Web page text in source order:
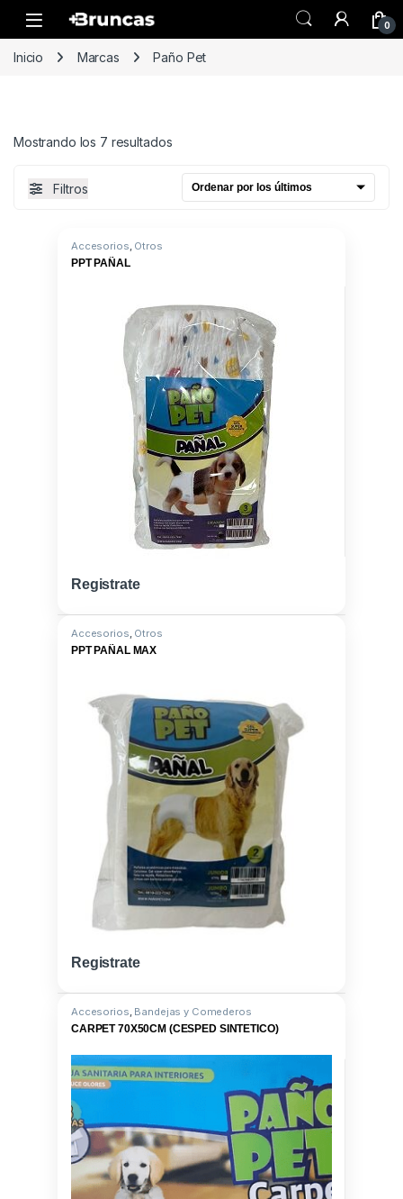
Skip to navigation
Skip to content
0
Inicio Marcas Paño Pet
Mostrando los 7 resultadosOrdenado por los últimos
Filtros
Accesorios, Otros
PPT PAÑAL
Registrate
Accesorios, Otros
PPT PAÑAL MAX
Registrate
Accesorios, Bandejas y Comederos
CARPET 70X50CM (CESPED SINTETICO)